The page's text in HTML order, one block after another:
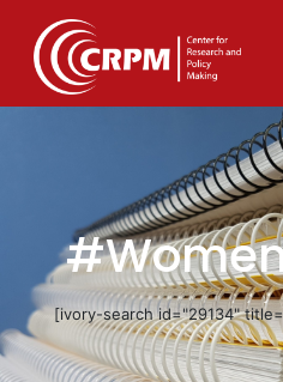
[ivory-search id="29134"